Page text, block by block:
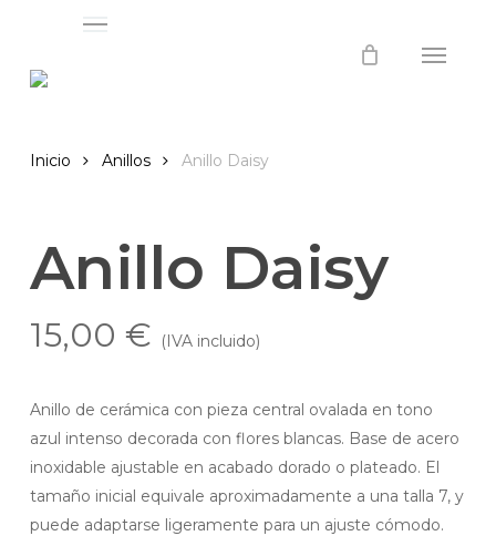
main
Menu
Inicio Anillos Anillo Daisy
Anillo Daisy
15,00 € (IVA incluido)
Anillo de cerámica con pieza central ovalada en tono
azul intenso decorada con flores blancas. Base de acero
inoxidable ajustable en acabado dorado o plateado. El
tamaño inicial equivale aproximadamente a una talla 7, y
puede adaptarse ligeramente para un ajuste cómodo.